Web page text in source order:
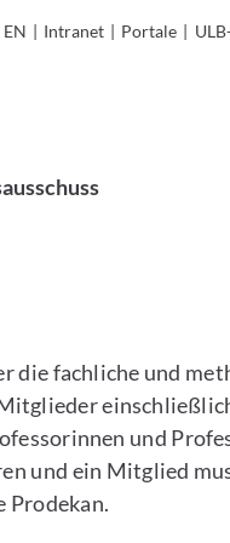
EN | Intranet | Portale |
die fachliche und
und
und ein Mitglied
Prodekan.